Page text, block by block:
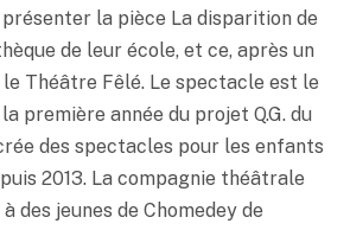
la pièce La disparition de
de leur école, et ce, après un
Théâtre Fêlé. Le spectacle est le
première année du projet Q.G. du
des spectacles pour les enfants
2013. La compagnie théâtrale
des jeunes de Chomedey de